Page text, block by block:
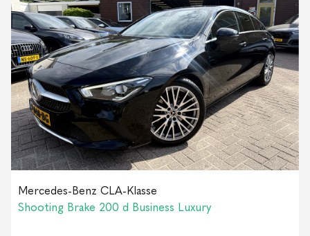
Mercedes-Benz CLA-Klasse
Shooting Brake 200 d Business Luxury